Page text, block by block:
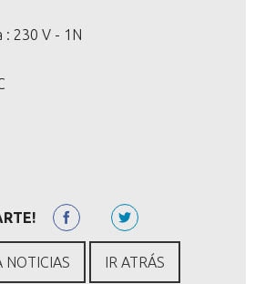
: 230 V - 1N
NOTICIAS IR ATRÁS